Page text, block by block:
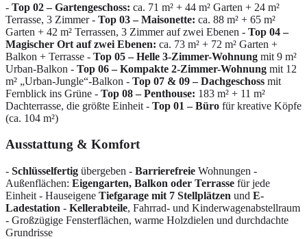
- Top 02 – Gartengeschoss: ca. 71 m² + 44 m² Garten + 24 m²
Terrasse, 3 Zimmer - Top 03 – Maisonette: ca. 88 m² + 65 m²
Garten + 42 m² Terrassen, 3 Zimmer auf zwei Ebenen - Top 04 –
Magischer Ort auf zwei Ebenen: ca. 73 m² + 72 m² Garten +
Balkon + Terrasse - Top 05 – Helle 3-Zimmer-Wohnung mit 9 m²
Urban-Balkon - Top 06 – Kompakte 2-Zimmer-Wohnung mit 12
m² „Urban-Jungle“-Balkon - Top 07 & 09 – Dachgeschoss mit
Fernblick ins Grüne - Top 08 – Penthouse: 183 m² + 11 m²
Dachterrasse, die größte Einheit - Top 01 – Büro für kreative Köpfe
(ca. 104 m²)
Ausstattung & Komfort
- Schlüsselfertig übergeben - Barrierefreie Wohnungen -
Außenflächen: Eigengarten, Balkon oder Terrasse für jede
Einheit - Hauseigene Tiefgarage mit 7 Stellplätzen und E-
Ladestation - Kellerabteile, Fahrrad- und Kinderwagenabstellraum
- Großzügige Fensterflächen, warme Holzdielen und durchdachte
Grundrisse